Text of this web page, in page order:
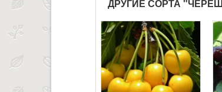
ДРУГИЕ СОРТА